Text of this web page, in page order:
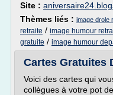
Site :
Thèmes liés : image drole
retraite / image humour
gratuite / image humour
Cartes Gratuites
Voici des cartes qui
collègues à votre pot